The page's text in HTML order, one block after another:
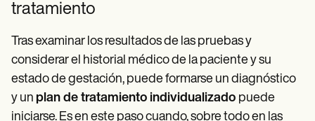
tratamiento
Tras examinar los resultados de las pruebas y
considerar el historial médico de la paciente y su
estado de gestación, puede formarse un diagnóstico
y un plan de tratamiento individualizado puede
iniciarse. Es en este paso cuando, sobre todo en las